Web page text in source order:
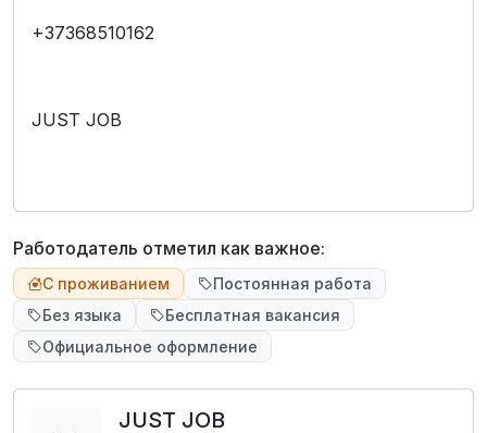
+37368510162
JUST JOB
Работодатель отметил как важное:
С проживанием
Постоянная работа
Без языка
Бесплатная вакансия
Официальное оформление
JUST JOB